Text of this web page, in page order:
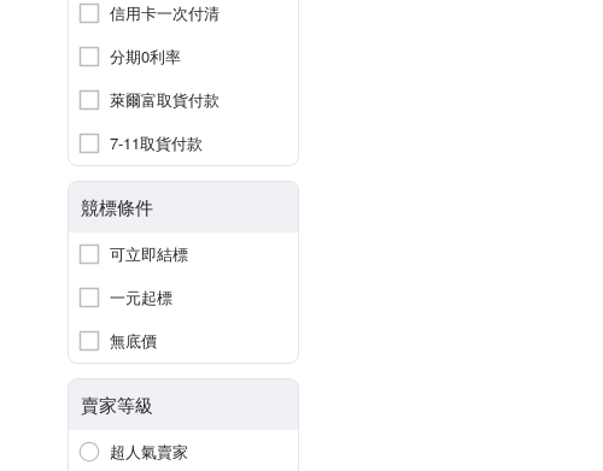
信用卡一次付清
分期0利率
萊爾富取貨付款
7-11取貨付款
競標條件
可立即結標
一元起標
無底價
賣家等級
超人氣賣家